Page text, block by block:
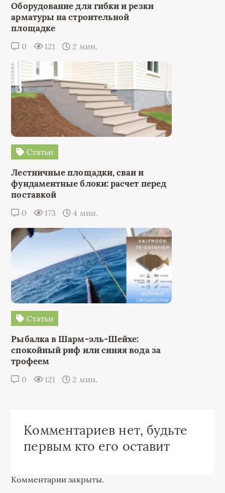
Оборудование для гибки и резки
арматуры на строительной
площадке
0 121 2 мин.
Статьи
Лестничные площадки, сваи и
фундаментные блоки: расчет перед
поставкой
0 173 4 мин.
Статьи
Рыбалка в Шарм-эль-Шейхе:
спокойный риф или синяя вода за
трофеем
0 121 2 мин.
Комментариев нет, будьте
первым кто его оставит
Комментарии закрыты.